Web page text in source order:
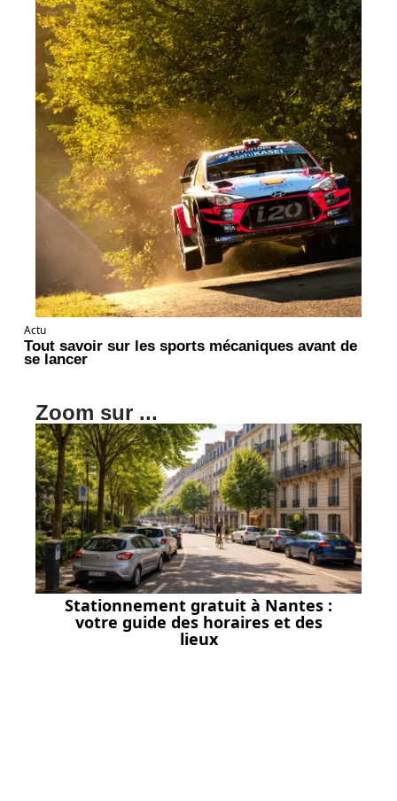
Actu
Tout savoir sur les sports mécaniques avant de
se lancer
Zoom sur ...
Stationnement gratuit à Nantes :
votre guide des horaires et des
lieux